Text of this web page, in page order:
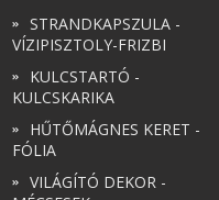
STRANDKAPSZULA -
VÍZIPISZTOLY-FRIZBI
KULCSTARTÓ -
KULCSKARIKA
HŰTŐMÁGNES KERET -
FÓLIA
VILÁGÍTÓ DEKOR -